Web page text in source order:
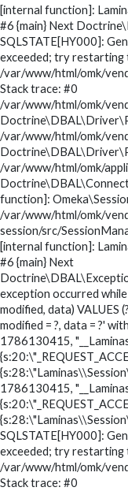
[internal function]:
#6 {main} Next
SQLSTATE[HY000]:
exceeded; try restarting
/var/www/html/omk/
Stack trace: #0
/var/www/html/omk/
/var/www/html/omk/
/var/www/html/omk/
function]:
/var/www/html/omk/
session/src/
[internal function]:
#6 {main} Next
exception occurred
modified, data) VALUES
modified = ?, data = ?'
1786130415,
1786130415,
SQLSTATE[HY000]:
exceeded; try restarting
/var/www/html/omk/
Stack trace: #0